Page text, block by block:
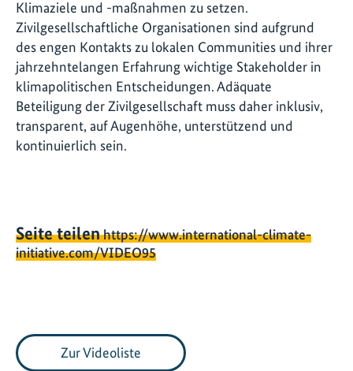
Klimaziele und -maßnahmen zu setzen.
Zivilgesellschaftliche Organisationen sind aufgrund
des engen Kontakts zu lokalen Communities und ihrer
jahrzehntelangen Erfahrung wichtige Stakeholder in
klimapolitischen Entscheidungen. Adäquate
Beteiligung der Zivilgesellschaft muss daher inklusiv,
transparent, auf Augenhöhe, unterstützend und
kontinuierlich sein.
Seite teilenhttps://www.international-climate-
initiative.com/VIDEO95
Zur Videoliste